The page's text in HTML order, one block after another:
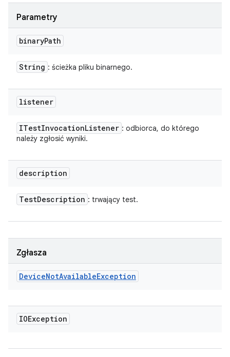
Parametry
binaryPath
String : ścieżka pliku binarnego.
listener
ITestInvocationListener : odbiorca, do którego
należy zgłosić wyniki.
description
TestDescription : trwający test.
Zgłasza
DeviceNotAvailableException
IOException